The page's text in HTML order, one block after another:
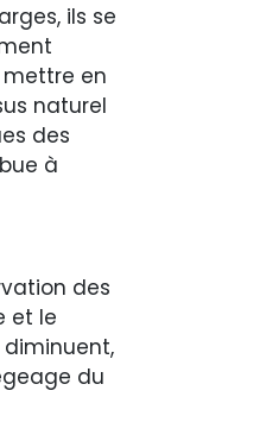
ils se
en
naturel
des
à
des
et le
du